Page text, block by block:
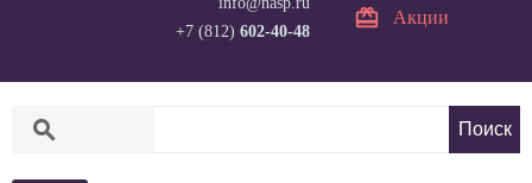
+7 (812) 602-40-48
Акции
search